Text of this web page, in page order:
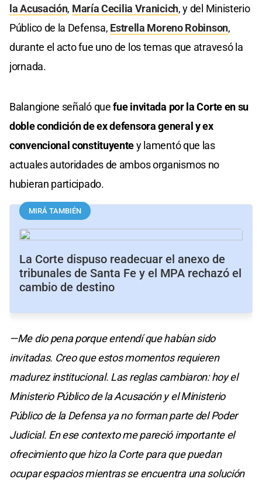
la Acusación, María Cecilia Vranicich, y del Ministerio
Público de la Defensa, Estrella Moreno Robinson,
durante el acto fue uno de los temas que atravesó la
jornada.
Balangione señaló quefue invitada por la Corte en su
doble condición de ex defensora general y ex
convencional constituyentey lamentó que las
actuales autoridades de ambos organismos no
hubieran participado.
MIRÁ TAMBIÉN
La Corte dispuso readecuar el anexo de
tribunales de Santa Fe y el MPA rechazó el
cambio de destino
—Me dio pena porque entendí que habían sido
invitadas. Creo que estos momentos requieren
madurez institucional. Las reglas cambiaron: hoy el
Ministerio Público de la Acusación y el Ministerio
Público de la Defensa ya no forman parte del Poder
Judicial. En ese contexto me pareció importante el
ofrecimiento que hizo la Corte para que puedan
ocupar espacios mientras se encuentra una solución